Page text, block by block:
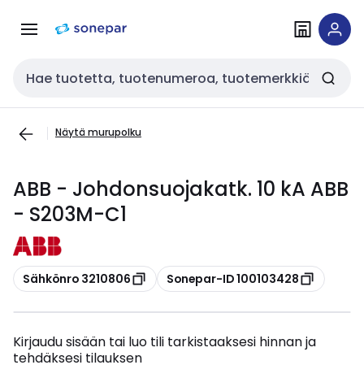
navigointiinsisältöön
Haku
Näytä murupolku
ABB - Johdonsuojakatk. 10 kA ABB
- S203M-C1
Kopioi
Sähkönro 3210806 Kopioi
Sonepar-ID 100103428
Kirjaudu sisään tai luo tili tarkistaaksesi hinnan ja
tehdäksesi tilauksen